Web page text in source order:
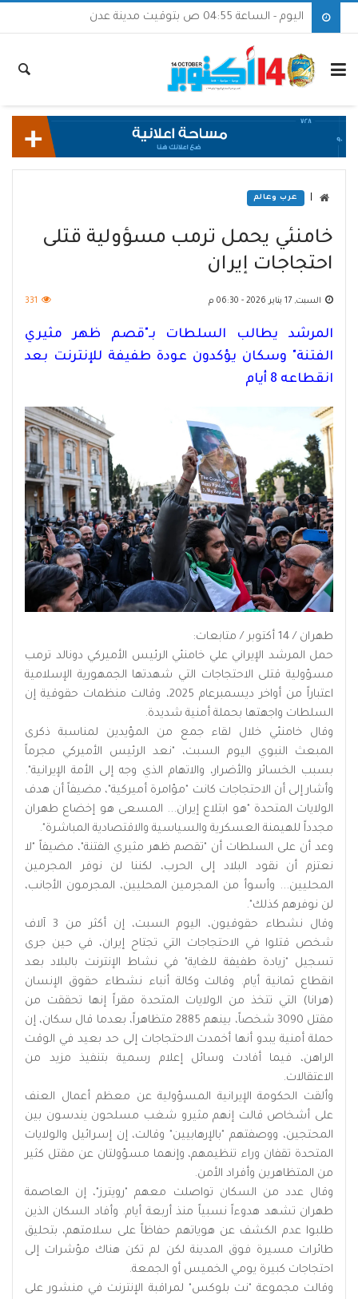
اليوم - الساعة 04:55 ص بتوقيت مدينة عدن
عرب وعالم
خامنئي يحمل ترمب مسؤولية قتلى
احتجاجات إيران
السبت, 17 يناير 2026 - 06:30 م 331
المرشد يطالب السلطات بـ"قصم ظهر مثيري
الفتنة" وسكان يؤكدون عودة طفيفة للإنترنت بعد
انقطاعه 8 أيام
طهران / 14 أكتوبر / متابعات:
حمل المرشد الإيراني علي خامنئي الرئيس الأميركي دونالد ترمب
مسؤولية قتلى الاحتجاجات التي شهدتها الجمهورية الإسلامية
اعتباراً من أواخر ديسمبرعام 2025، وقالت منظمات حقوقية إن
السلطات واجهتها بحملة أمنية شديدة.
وقال خامنئي خلال لقاء جمع من المؤيدين لمناسبة ذكرى
المبعث النبوي اليوم السبت، "نعد الرئيس الأميركي مجرماً
بسبب الخسائر والأضرار، والاتهام الذي وجه إلى الأمة الإيرانية".
وأشار إلى أن الاحتجاجات كانت "مؤامرة أميركية"، مضيفاً أن هدف
الولايات المتحدة "هو ابتلاع إيران... المسعى هو إخضاع طهران
مجدداً للهيمنة العسكرية والسياسية والاقتصادية المباشرة".
وعد أن على السلطات أن "تقصم ظهر مثيري الفتنة"، مضيفاً "لا
نعتزم أن نقود البلاد إلى الحرب، لكننا لن نوفر المجرمين
المحليين... وأسوأ من المجرمين المحليين، المجرمون الأجانب،
لن نوفرهم كذلك".
وقال نشطاء حقوقيون، اليوم السبت، إن أكثر من 3 آلاف
شخص قتلوا في الاحتجاجات التي تجتاح إيران، في حين جرى
تسجيل "زيادة طفيفة للغاية" في نشاط الإنترنت بالبلاد بعد
انقطاع ثمانية أيام. وقالت وكالة أنباء نشطاء حقوق الإنسان
(هرانا) التي تتخذ من الولايات المتحدة مقراً إنها تحققت من
مقتل 3090 شخصاً، بينهم 2885 متظاهراً، بعدما قال سكان، إن
حملة أمنية يبدو أنها أخمدت الاحتجاجات إلى حد بعيد في الوقت
الراهن، فيما أفادت وسائل إعلام رسمية بتنفيذ مزيد من
الاعتقالات.
وألقت الحكومة الإيرانية المسؤولية عن معظم أعمال العنف
على أشخاص قالت إنهم مثيرو شغب مسلحون يندسون بين
المحتجين، ووصفتهم "بالإرهابيين" وقالت، إن إسرائيل والولايات
المتحدة تقفان وراء تنظيمهم، وإنهما مسؤولتان عن مقتل كثير
من المتظاهرين وأفراد الأمن.
وقال عدد من السكان تواصلت معهم "رويترز"، إن العاصمة
طهران تشهد هدوءاً نسبياً منذ أربعة أيام. وأفاد السكان الذين
طلبوا عدم الكشف عن هوياتهم حفاظاً على سلامتهم، بتحليق
طائرات مسيرة فوق المدينة لكن لم تكن هناك مؤشرات إلى
احتجاجات كبيرة يومي الخميس أو الجمعة.
وقالت مجموعة "نت بلوكس" لمراقبة الإنترنت في منشور على